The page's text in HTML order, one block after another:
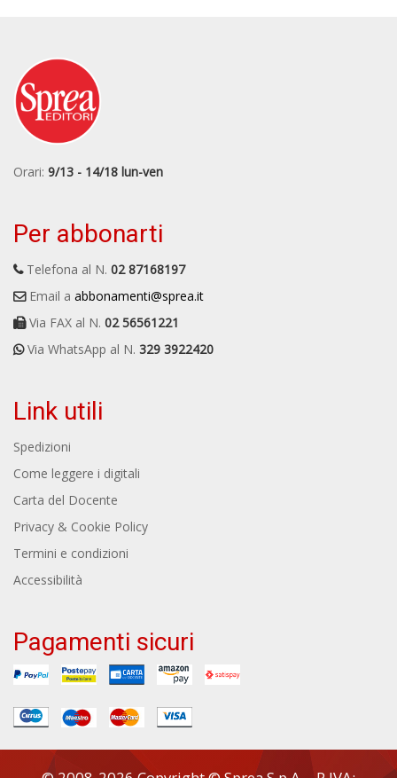
Orari: 9/13 - 14/18 lun-ven
Per abbonarti
Telefona al N. 02 87168197
Email a abbonamenti@sprea.it
Via FAX al N. 02 56561221
Via WhatsApp al N. 329 3922420
Link utili
Spedizioni
Come leggere i digitali
Carta del Docente
Privacy & Cookie Policy
Termini e condizioni
Accessibilità
Pagamenti sicuri